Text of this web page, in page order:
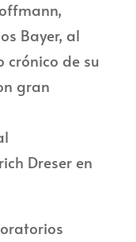
Bayer, al
crónico de su
gran
Dreser en